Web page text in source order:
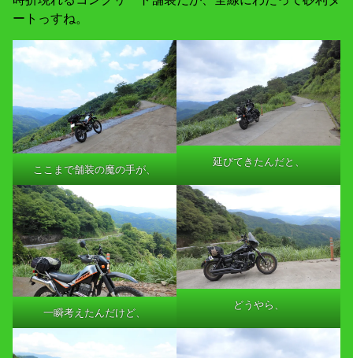
ートっすね。
ここまで舗装の魔の手が、
延びてきたんだと、
一瞬考えたんだけど、
どうやら、